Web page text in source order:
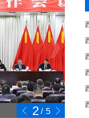
2 / 5